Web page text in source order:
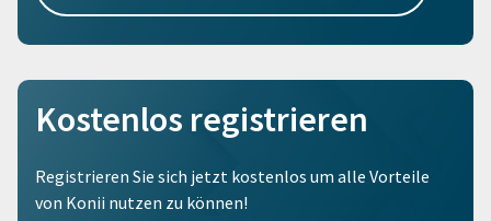
Kostenlos registrieren
Registrieren Sie sich jetzt kostenlos um alle Vorteile
von Konii nutzen zu können!